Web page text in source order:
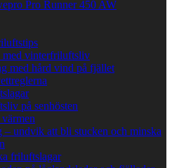
Pro Runner 450 AW
med vinterfriluftsliv
med hård vind på fjället
på senhösten
– undvik att bli stucken och minska
friluftslagar